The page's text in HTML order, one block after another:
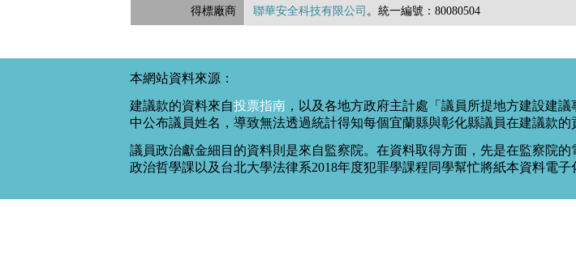
得標廠商 聯華安全科技有限公司 。統一編號：80080504
本網站資料來源：
建議款的資料來自投票指南 ，以及各地方政府主計處「議員所提地方建設建
中公布議員姓名，導致無法透過統計得知每個宜蘭縣與彰化縣議員在建議款的
議員政治獻金細目的資料則是來自監察院。在資料取得方面，先是在監察院
政治哲學課以及台北大學法律系2018年度犯罪學課程同學幫忙將紙本資料電子